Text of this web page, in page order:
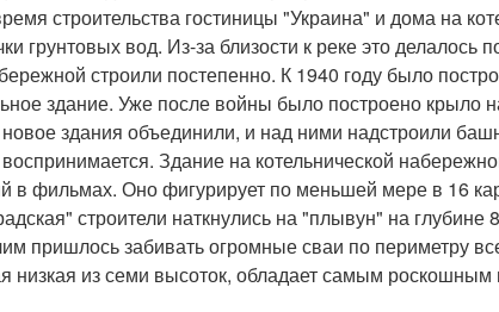
строительства гостиницы "Украина" и дома на
грунтовых вод. Из-за близости к реке это делалось
строили постепенно. К 1940 году было
здание. Уже после войны было построено крыло
здания объединили, и над ними надстроили
Здание на котельнической
в фильмах. Оно фигурирует по меньшей мере в 16
строители наткнулись на "плывун" на глубине
пришлось забивать огромные сваи по периметру
низкая из семи высоток, обладает самым роскошным